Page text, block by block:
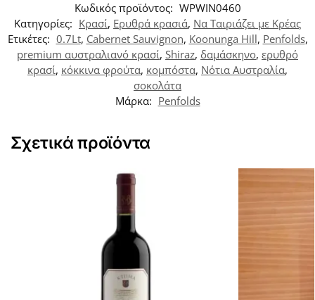
Κωδικός προϊόντος: WPWIN0460
Κατηγορίες: Κρασί, Ερυθρά κρασιά, Να Ταιριάζει με Κρέας
Ετικέτες: 0.7Lt, Cabernet Sauvignon, Koonunga Hill, Penfolds,
premium αυστραλιανό κρασί, Shiraz, δαμάσκηνο, ερυθρό
κρασί, κόκκινα φρούτα, κομπόστα, Νότια Αυστραλία,
σοκολάτα
Μάρκα: Penfolds
Σχετικά προϊόντα